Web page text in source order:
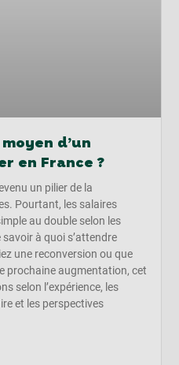
d’un
en France ?
un pilier de la
Pourtant, les salaires
au double selon les
à quoi s’attendre
une reconversion ou que
prochaine augmentation, cet
selon l’expérience, les
et les perspectives